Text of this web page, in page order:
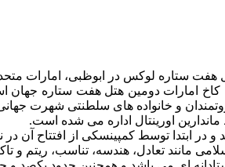
هفت ستاره لوکس در ابوظبی، امارات
کاخ امارات دومین هتل هفت ستاره
و خانواده های سلطنتی شهرت
مانند تعادل، هندسه، تناسب، ریتم